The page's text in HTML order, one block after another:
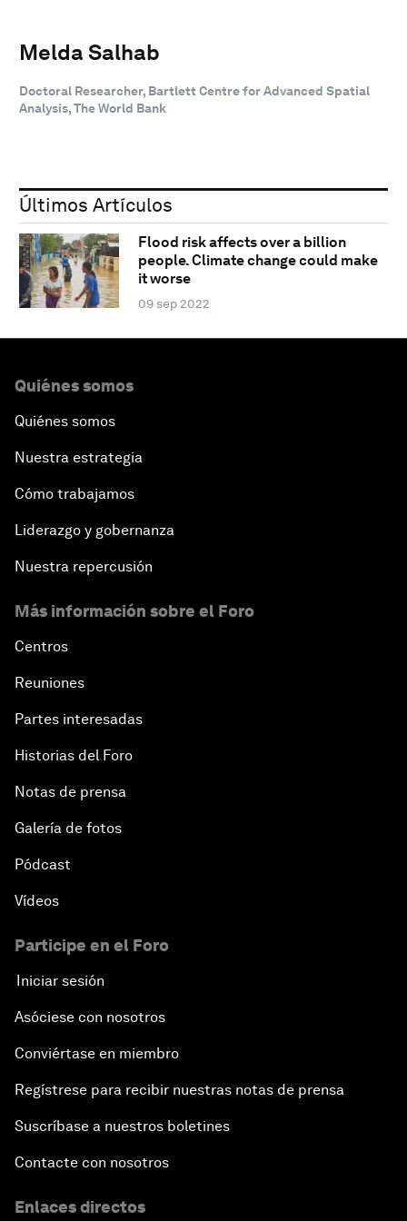
Melda Salhab
Doctoral Researcher, Bartlett Centre for Advanced Spatial
Analysis, The World Bank
Últimos Artículos
Flood risk affects over a billion
people. Climate change could make
it worse
09 sep 2022
Quiénes somos
Quiénes somos
Nuestra estrategia
Cómo trabajamos
Liderazgo y gobernanza
Nuestra repercusión
Más información sobre el Foro
Centros
Reuniones
Partes interesadas
Historias del Foro
Notas de prensa
Galería de fotos
Pódcast
Vídeos
Participe en el Foro
Iniciar sesión
Asóciese con nosotros
Conviértase en miembro
Regístrese para recibir nuestras notas de prensa
Suscríbase a nuestros boletines
Contacte con nosotros
Enlaces directos